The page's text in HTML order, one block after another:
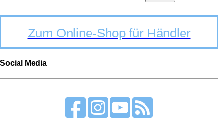
Zum Online-Shop für Händler
Social Media